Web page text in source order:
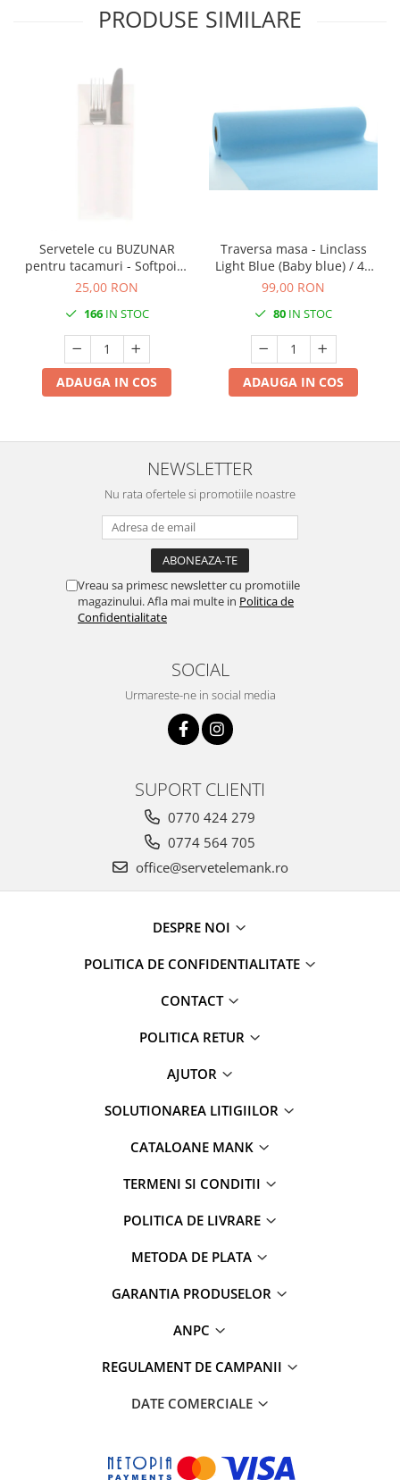
TEMATICA MEDITERANEANA
TEMATICA RUSTICA
TEMATICA ROMANTICA
DECOR 1 & 8 MARTIE
DECOR PRIMAVARA
DECOR VARA
DECOR TOAMNA
DECOR IARNA
TEMATICA CULINARA
DECOR MOS NICOLAE
CUMPARA LA PALET
PRODUSE SIMILARE
Servetele cu BUZUNAR
pentru tacamuri - Softpoint
(Alb) / 33 x 40 cm / 50 buc
25,00 RON
166IN STOC
ADAUGA IN COS
Traversa masa - Linclass
Light Blue (Baby blue) / 40
cm x 24 m / 1 rola
99,00 RON
80 IN STOC
ADAUGA IN COS
NEWSLETTER
Nu rata ofertele si promotiile noastre
Vreau sa primesc newsletter cu promotiile
magazinului. Afla mai multe in Politica de
Confidentialitate
SOCIAL
Urmareste-ne in social media
SUPORT CLIENTI
0770 424 279
0774 564 705
office@servetelemank.ro
DESPRE NOI
POLITICA DE CONFIDENTIALITATE
CONTACT
POLITICA RETUR
AJUTOR
SOLUTIONAREA LITIGIILOR
CATALOANE MANK
TERMENI SI CONDITII
POLITICA DE LIVRARE
METODA DE PLATA
GARANTIA PRODUSELOR
ANPC
REGULAMENT DE CAMPANII
DATE COMERCIALE